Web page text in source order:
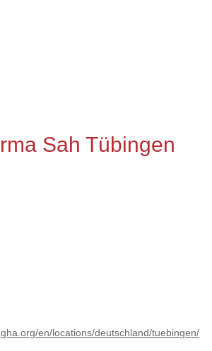
Sah Tübingen
en/locations/deutschland/tuebingen/